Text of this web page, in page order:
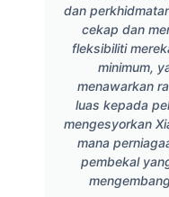
dan
cekap dan
fleksibiliti
minimum,
menawarkan
luas kepada
mengesyorkan
mana
pembekal